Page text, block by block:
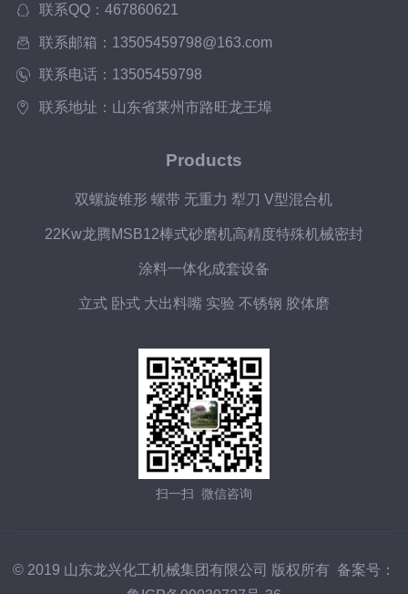
联系QQ：467860621
联系邮箱：13505459798@163.com
联系电话：13505459798
联系地址：山东省莱州市路旺龙王埠
Products
双螺旋锥形 螺带 无重力 犁刀 V型混合机
22Kw龙腾MSB12棒式砂磨机高精度特殊机械密封
涂料一体化成套设备
立式 卧式 大出料嘴 实验 不锈钢 胶体磨
扫一扫 微信咨询
© 2019 山东龙兴化工机械集团有限公司 版权所有 备案号：